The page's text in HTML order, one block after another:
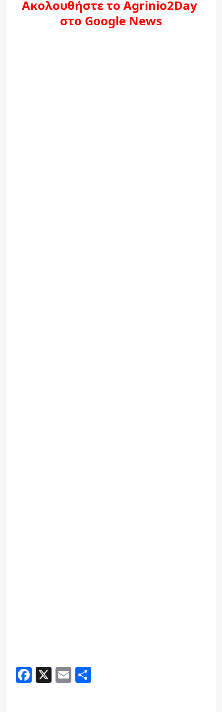
Ακολουθήστε το Agrinio2Day
στο Google News
Facebook
X Email